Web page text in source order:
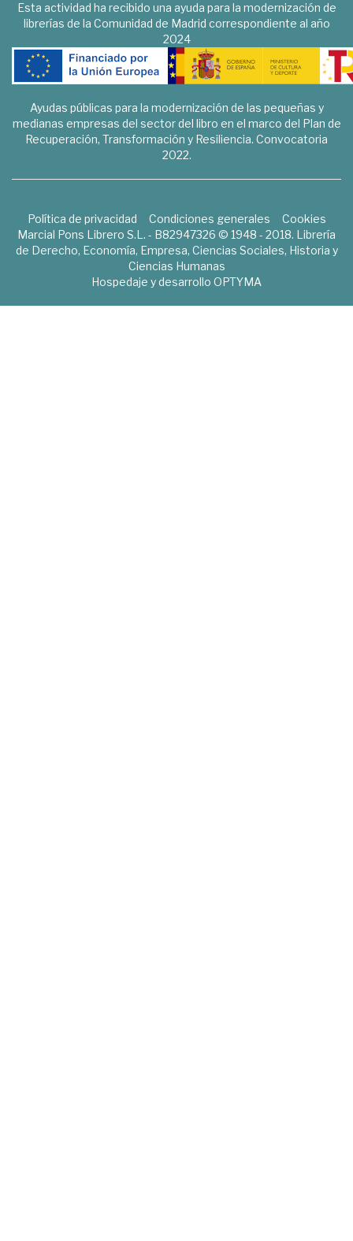
Esta actividad ha recibido una ayuda para la modernización de
librerías de la Comunidad de Madrid correspondiente al año
2024
Ayudas públicas para la modernización de las pequeñas y
medianas empresas del sector del libro en el marco del Plan de
Recuperación, Transformación y Resiliencia. Convocatoria
2022.
Política de privacidad Condiciones generales
Cookies
Marcial Pons Librero S.L. - B82947326 © 1948 - 2018. Librería
de Derecho, Economía, Empresa, Ciencias Sociales, Historia y
Ciencias Humanas
Hospedaje y desarrollo OPTYMA